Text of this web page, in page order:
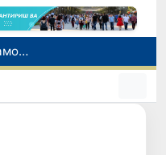
Боланинг фамилиясига отасининг исмини беришга рухсат берилади
Беҳруз Каримов фаолиятини Швейцариянинг «Лугано» клубида давом эттиради